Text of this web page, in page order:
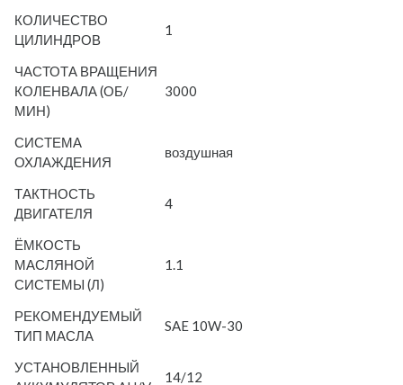
КОЛИЧЕСТВО
ЦИЛИНДРОВ
1
ЧАСТОТА ВРАЩЕНИЯ
КОЛЕНВАЛА (ОБ/
МИН)
3000
СИСТЕМА
ОХЛАЖДЕНИЯ
воздушная
ТАКТНОСТЬ
ДВИГАТЕЛЯ
4
ЁМКОСТЬ
МАСЛЯНОЙ
СИСТЕМЫ (Л)
1.1
РЕКОМЕНДУЕМЫЙ
ТИП МАСЛА
SAE 10W-30
УСТАНОВЛЕННЫЙ
14/12